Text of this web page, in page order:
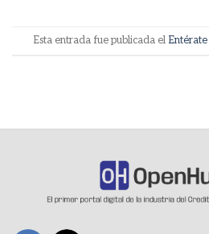
Esta entrada fue publicada el Entérate